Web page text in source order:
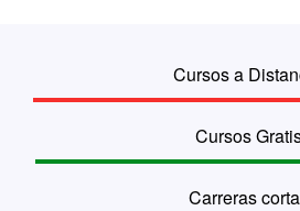
Cursos a
Cursos
Carreras